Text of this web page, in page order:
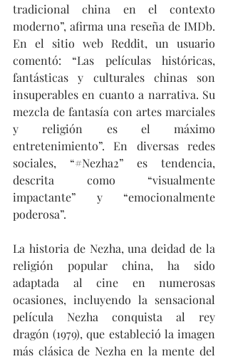
tradicional china en el contexto
moderno”, afirma una reseña de IMDb.
En el sitio web Reddit, un usuario
comentó: “Las películas históricas,
fantásticas y culturales chinas son
insuperables en cuanto a narrativa. Su
mezcla de fantasía con artes marciales
y religión es el máximo
entretenimiento”. En diversas redes
sociales, “#Nezha2” es tendencia,
descrita como “visualmente
impactante” y “emocionalmente
poderosa”.
La historia de Nezha, una deidad de la
religión popular china, ha sido
adaptada al cine en numerosas
ocasiones, incluyendo la sensacional
película Nezha conquista al rey
dragón (1979), que estableció la imagen
más clásica de Nezha en la mente del